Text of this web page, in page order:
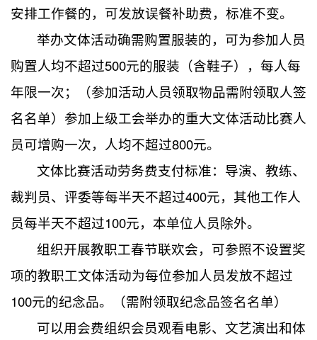
安排工作餐的，可发放误餐补助费，标准不变。
举办文体活动确需购置服装的，可为参加人员
购置人均不超过500元的服装（含鞋子），每人每
年限一次；（参加活动人员领取物品需附领取人签
名名单）参加上级工会举办的重大文体活动比赛人
员可增购一次，人均不超过800元。
文体比赛活动劳务费支付标准：导演、教练、
裁判员、评委等每半天不超过400元，其他工作人
员每半天不超过100元，本单位人员除外。
组织开展教职工春节联欢会，可参照不设置奖
项的教职工文体活动为每位参加人员发放不超过
100元的纪念品。（需附领取纪念品签名名单）
可以用会费组织会员观看电影、文艺演出和体